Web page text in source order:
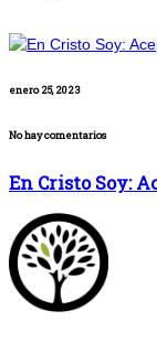
enero 25, 2023
No hay comentarios
En Cristo Soy: